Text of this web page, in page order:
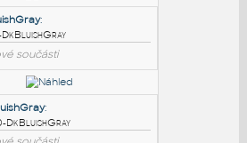
PODOBNÉ BLOKY